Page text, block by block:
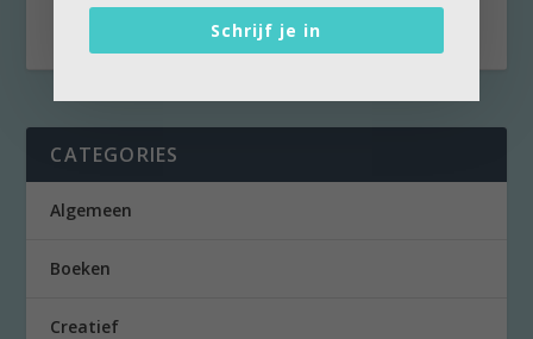
CATEGORIES
Algemeen
Boeken
Creatief
Schrijf je in